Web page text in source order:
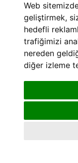
Web
geliştirmek,
hedefli
trafiğimizi
nereden
diğer izleme
Ziraat mühendisleri
Alıcılar
Lojistik Firmaları
Sosyal Medya